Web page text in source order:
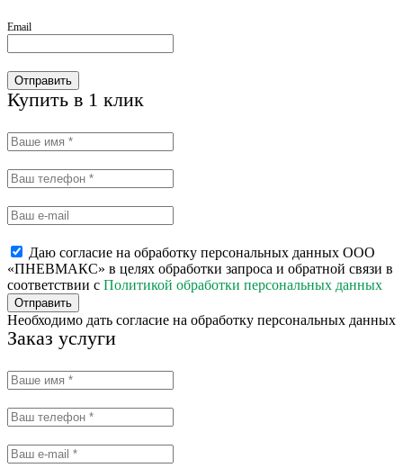
Email
Отправить
Купить в 1 клик
Даю согласие на обработку персональных данных ООО
«ПНЕВМАКС» в целях обработки запроса и обратной связи в
соответствии с Политикой обработки персональных данных
Отправить
Необходимо дать согласие на обработку персональных данных
Заказ услуги